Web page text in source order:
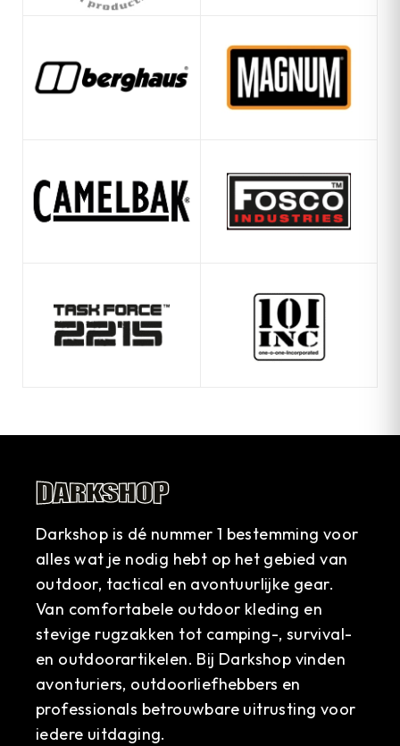
Darkshop is dé nummer 1 bestemming voor
alles wat je nodig hebt op het gebied van
outdoor, tactical en avontuurlijke gear.
Van comfortabele outdoor kleding en
stevige rugzakken tot camping-, survival-
en outdoorartikelen. Bij Darkshop vinden
avonturiers, outdoorliefhebbers en
professionals betrouwbare uitrusting voor
iedere uitdaging.